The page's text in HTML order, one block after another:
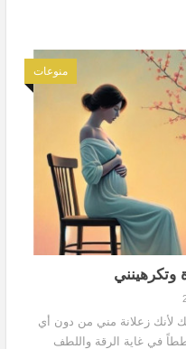
منوعات
وتكرهينني
لأنك زعلانة مني من دون أي
في غاية الرقة واللطف